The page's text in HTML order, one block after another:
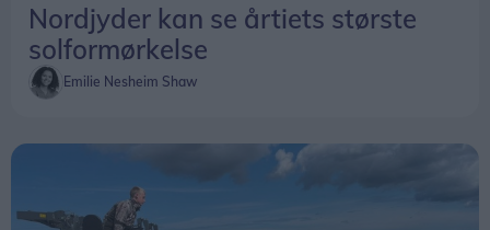
Nordjyder kan se årtiets største
solformørkelse
Emilie Nesheim Shaw